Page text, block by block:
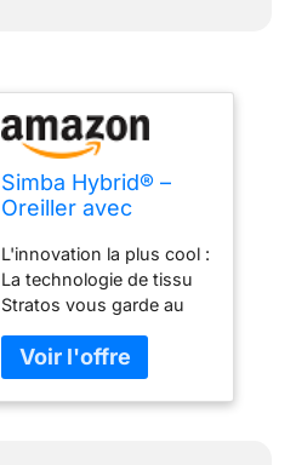
Simba Hybrid® –
Oreiller avec
thermorégulatrice
et hauteur
personnalisable (45
x 70 cm)
L'innovation la plus cool :
La technologie de tissu
Stratos vous garde au
température du corps,
tandis que les fibres
douces maintiennent la